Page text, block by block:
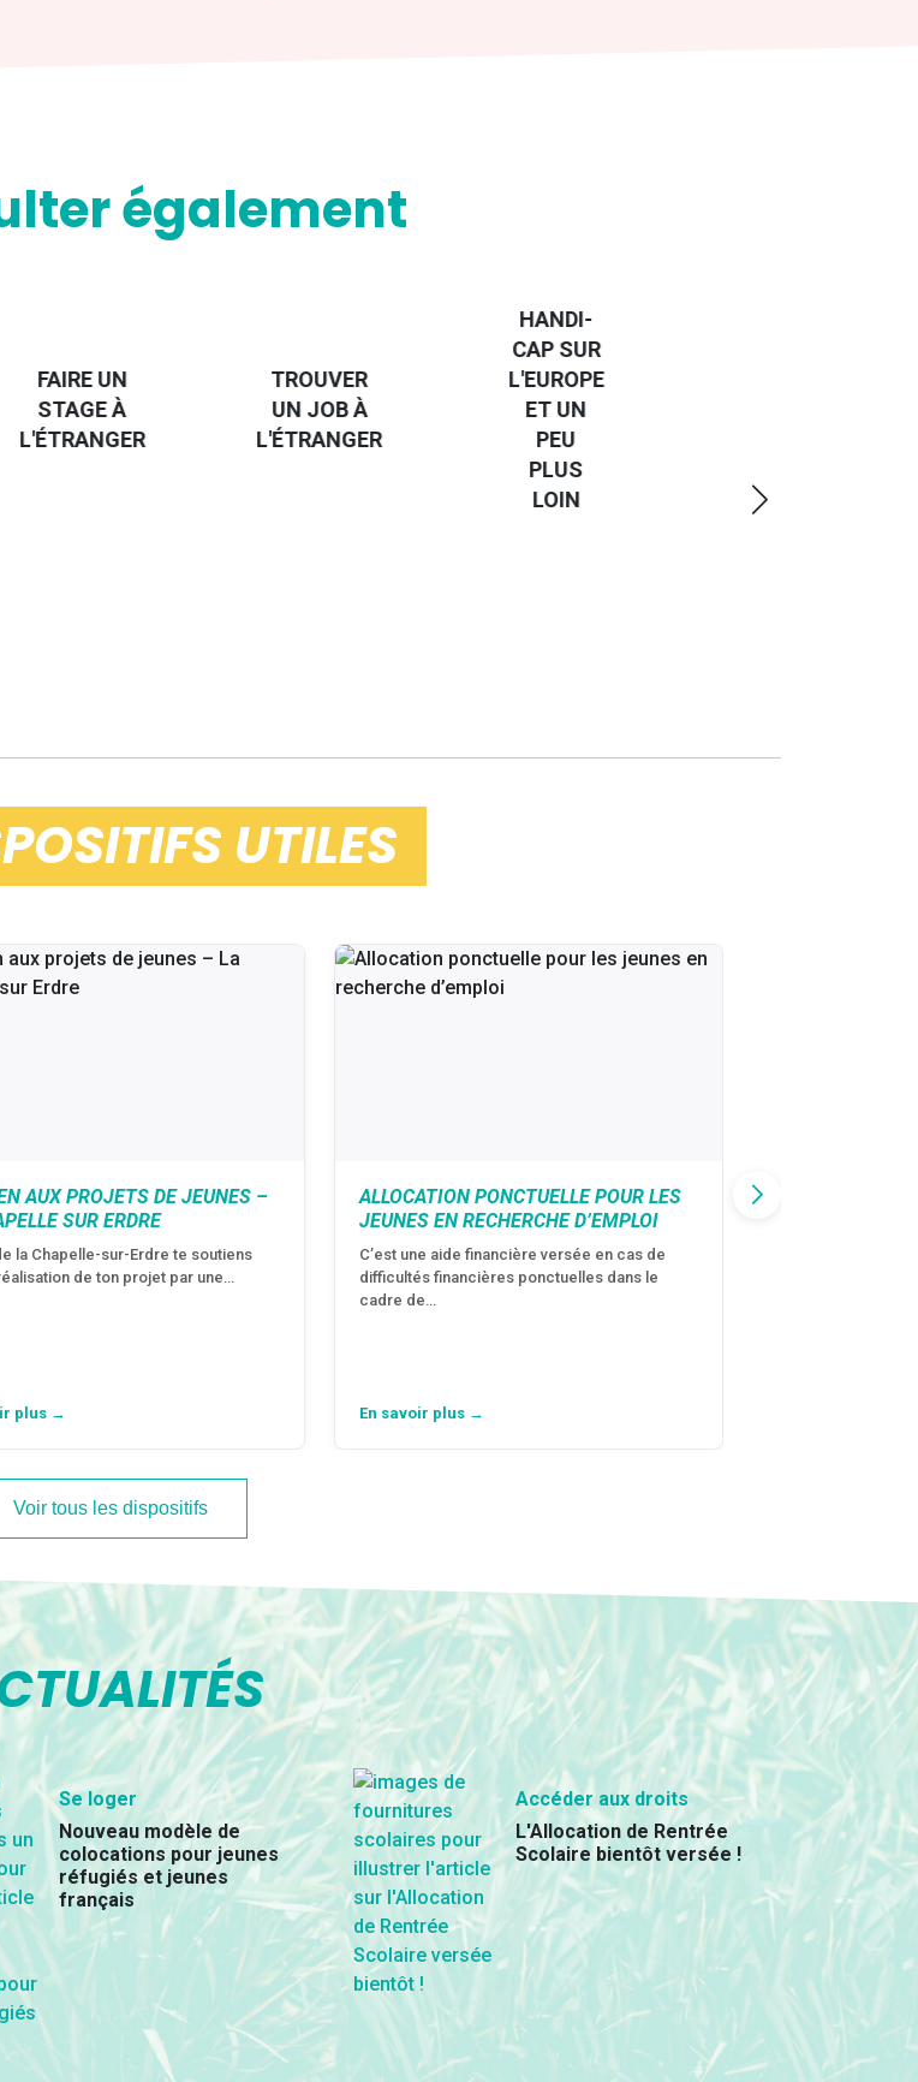
également
FAIRE UN
STAGE À
L'ÉTRANGER
TROUVER
UN JOB À
L'ÉTRANGER
HANDI-
CAP SUR
L'EUROPE
ET UN
PEU
PLUS
LOIN
UTILES
AUX PROJETS DE JEUNES –
SUR ERDRE
la Chapelle-sur-Erdre te soutiens
de ton projet par une…
plus →
ALLOCATION PONCTUELLE POUR LES
JEUNES EN RECHERCHE D’EMPLOI
C’est une aide financière versée en cas de
difficultés financières ponctuelles dans le
cadre de…
En savoir plus →
Voir tous les dispositifs
Se loger
Nouveau modèle de
colocations pour jeunes
réfugiés et jeunes
français
Accéder aux droits
L'Allocation de Rentrée
Scolaire bientôt versée !